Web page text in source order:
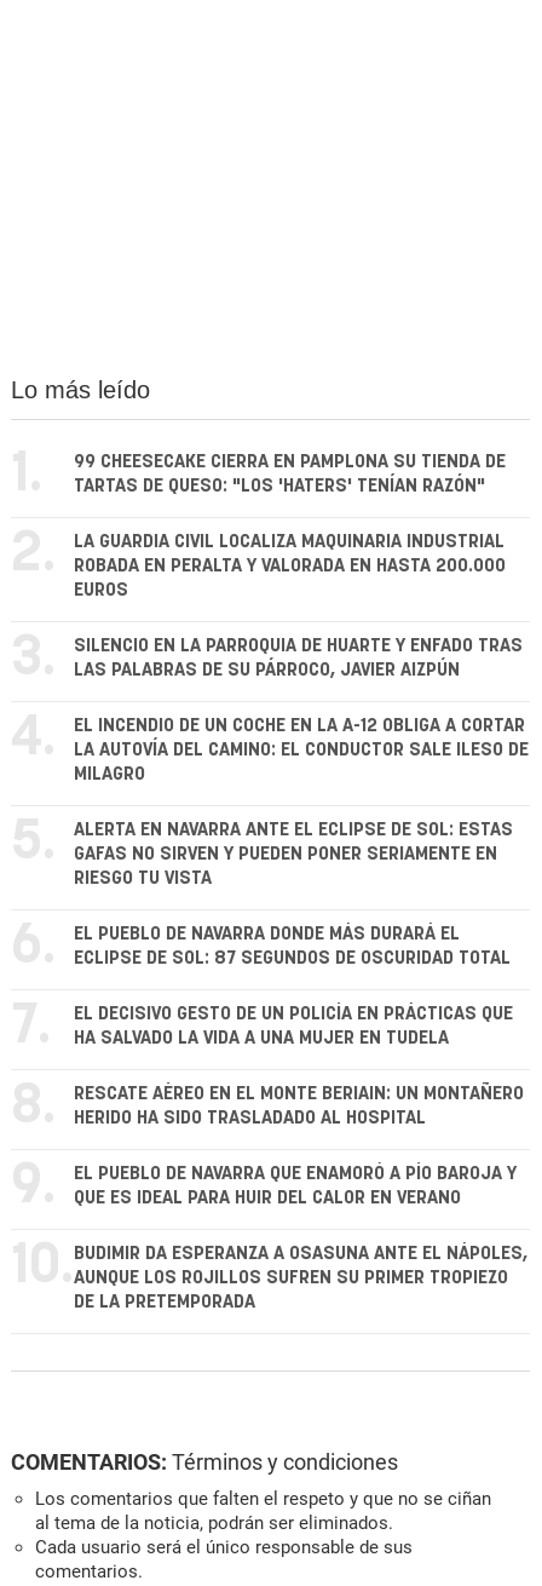
Lo más leído
1.
99 CHEESECAKE CIERRA EN PAMPLONA SU TIENDA DE
TARTAS DE QUESO: "LOS 'HATERS' TENÍAN RAZÓN"
2.
LA GUARDIA CIVIL LOCALIZA MAQUINARIA INDUSTRIAL
ROBADA EN PERALTA Y VALORADA EN HASTA 200.000
EUROS
3.
SILENCIO EN LA PARROQUIA DE HUARTE Y ENFADO TRAS
LAS PALABRAS DE SU PÁRROCO, JAVIER AIZPÚN
4.
EL INCENDIO DE UN COCHE EN LA A-12 OBLIGA A CORTAR
LA AUTOVÍA DEL CAMINO: EL CONDUCTOR SALE ILESO DE
MILAGRO
5.
ALERTA EN NAVARRA ANTE EL ECLIPSE DE SOL: ESTAS
GAFAS NO SIRVEN Y PUEDEN PONER SERIAMENTE EN
RIESGO TU VISTA
6.
EL PUEBLO DE NAVARRA DONDE MÁS DURARÁ EL
ECLIPSE DE SOL: 87 SEGUNDOS DE OSCURIDAD TOTAL
7.
EL DECISIVO GESTO DE UN POLICÍA EN PRÁCTICAS QUE
HA SALVADO LA VIDA A UNA MUJER EN TUDELA
8.
RESCATE AÉREO EN EL MONTE BERIAIN: UN MONTAÑERO
HERIDO HA SIDO TRASLADADO AL HOSPITAL
9.
EL PUEBLO DE NAVARRA QUE ENAMORÓ A PÍO BAROJA Y
QUE ES IDEAL PARA HUIR DEL CALOR EN VERANO
10. BUDIMIR DA ESPERANZA A OSASUNA ANTE EL NÁPOLES,
AUNQUE LOS ROJILLOS SUFREN SU PRIMER TROPIEZO
DE LA PRETEMPORADA
COMENTARIOS: Términos y condiciones
Los comentarios que falten el respeto y que no se ciñan
al tema de la noticia, podrán ser eliminados.
Cada usuario será el único responsable de sus
comentarios.